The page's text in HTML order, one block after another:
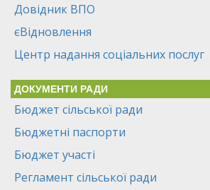
Довідник ВПО
єВідновлення
Центр надання соціальних послуг
ДОКУМЕНТИ РАДИ
Бюджет сільської ради
Бюджетні паспорти
Бюджет участі
Регламент сільської ради